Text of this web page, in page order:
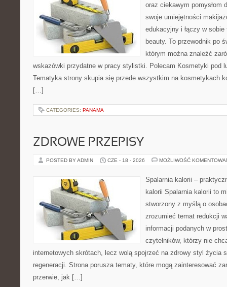
oraz ciekawym pomysłom
swoje umiejętności
edukacyjny i łączy w
beauty. To przewodnik po
którym można znaleźć
wskazówki przydatne w pracy stylistki. Polecam Kosmetyki pod
Tematyka strony skupia się przede wszystkim na kosmetykach
[…]
CATEGORIES: PANAMA
ZDROWE PRZEPISY
POSTED BY ADMIN CZE - 18 - 2026 MOŻLIWOŚĆ
Spalarnia kalorii –
kalorii Spalarnia kalorii to
stworzony z myślą o
zrozumieć temat redukcji
informacji podanych w
czytelników, którzy nie
internetowych skrótach, lecz wolą spojrzeć na zdrowy styl życia
regeneracji. Strona porusza tematy, które mogą zainteresować
przerwie, jak […]